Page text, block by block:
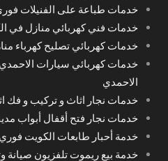
خدمات طباعة على الفنيلات
خدمات فني كهربائي منازل في
خدمات كهربائي تصليح كهرباء
خدمات كهربائي سيارات
الاحمدي
خدمات نجار اثاث و تركيب و فك
خدمات نجار فتح أقفال أبواب
خدمة أحبار طابعات الكويت فوري
خدمة بيع ريموت تلفزيون